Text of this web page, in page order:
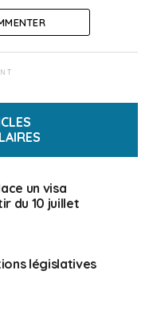
VOYAGES
un visa
du 10 juillet
législatives